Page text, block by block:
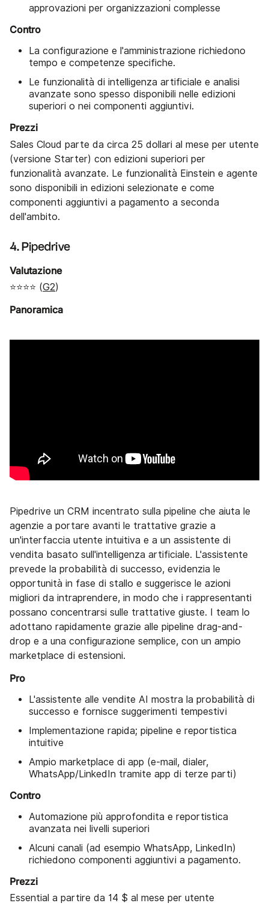
approvazioni per organizzazioni complesse
Contro
La configurazione e l'amministrazione richiedono
tempo e competenze specifiche.
Le funzionalità di intelligenza artificiale e analisi
avanzate sono spesso disponibili nelle edizioni
superiori o nei componenti aggiuntivi.
Prezzi
Sales Cloud parte da circa 25 dollari al mese per utente
(versione Starter) con edizioni superiori per
funzionalità avanzate. Le funzionalità Einstein e agente
sono disponibili in edizioni selezionate e come
componenti aggiuntivi a pagamento a seconda
dell'ambito.
4. Pipedrive
Valutazione
⭐⭐⭐⭐ (G2)
Panoramica
Pipedrive un CRM incentrato sulla pipeline che aiuta le
agenzie a portare avanti le trattative grazie a
un'interfaccia utente intuitiva e a un assistente di
vendita basato sull'intelligenza artificiale. L'assistente
prevede la probabilità di successo, evidenzia le
opportunità in fase di stallo e suggerisce le azioni
migliori da intraprendere, in modo che i rappresentanti
possano concentrarsi sulle trattative giuste. I team lo
adottano rapidamente grazie alle pipeline drag-and-
drop e a una configurazione semplice, con un ampio
marketplace di estensioni.
Pro
L'assistente alle vendite AI mostra la probabilità di
successo e fornisce suggerimenti tempestivi
Implementazione rapida; pipeline e reportistica
intuitive
Ampio marketplace di app (e-mail, dialer,
WhatsApp/LinkedIn tramite app di terze parti)
Contro
Automazione più approfondita e reportistica
avanzata nei livelli superiori
Alcuni canali (ad esempio WhatsApp, LinkedIn)
richiedono componenti aggiuntivi a pagamento.
Prezzi
Essential a partire da 14 $ al mese per utente